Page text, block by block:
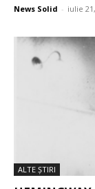
News Solid - iulie
ALTE ŞTIRI